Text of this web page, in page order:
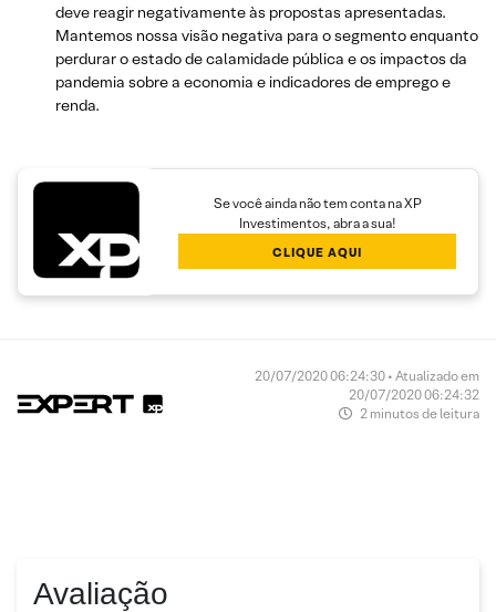
deve reagir negativamente às propostas apresentadas.
Mantemos nossa visão negativa para o segmento enquanto
perdurar o estado de calamidade pública e os impactos da
pandemia sobre a economia e indicadores de emprego e
renda.
Se você ainda não tem conta na XP
Investimentos, abra a sua!
CLIQUE AQUI
20/07/2020 06:24:30 • Atualizado em
20/07/2020 06:24:32
2 minutos de leitura
Avaliação